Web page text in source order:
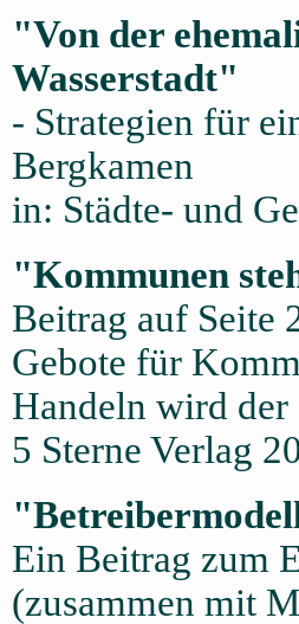
"Von der
Wasserstadt"
- Strategien für
Bergkamen
in: Städte- und
"Kommunen
Beitrag auf Seite
Gebote für
Handeln wird der
5 Sterne Verlag
Ein Beitrag zum
(zusammen mit